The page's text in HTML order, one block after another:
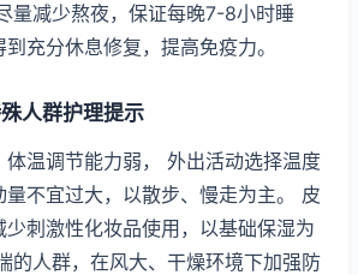
量减少熬夜，保证每晚7-8小时睡
充分休息修复，提高免疫力。
人群护理提示
温调节能力弱， 外出活动选择温度
不宜过大，以散步、慢走为主。 皮
少刺激性化妆品使用，以基础保湿为
的人群，在风大、干燥环境下加强防